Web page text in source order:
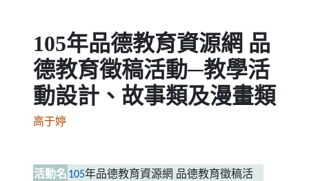
105年品德教育資源網 品
德教育徵稿活動─教學活
動設計、故事類及漫畫類
高于婷
活動名 105年品德教育資源網 品德教育徵稿活